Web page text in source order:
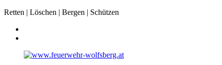
Retten | Löschen | Bergen | Schützen